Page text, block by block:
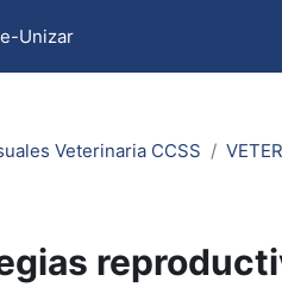
Unizar
Veterinaria CCSS